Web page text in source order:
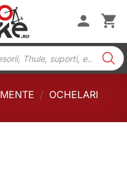
/ OCHELARI